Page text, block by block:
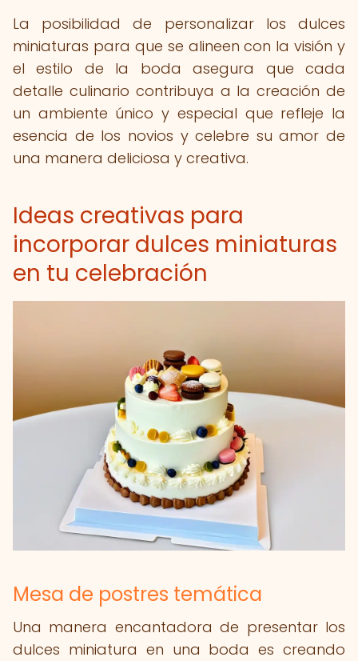
La posibilidad de personalizar los dulces
miniaturas para que se alineen con la visión y
el estilo de la boda asegura que cada
detalle culinario contribuya a la creación de
un ambiente único y especial que refleje la
esencia de los novios y celebre su amor de
una manera deliciosa y creativa.
Ideas creativas para
incorporar dulces miniaturas
en tu celebración
Mesa de postres temática
Una manera encantadora de presentar los
dulces miniatura en una boda es creando